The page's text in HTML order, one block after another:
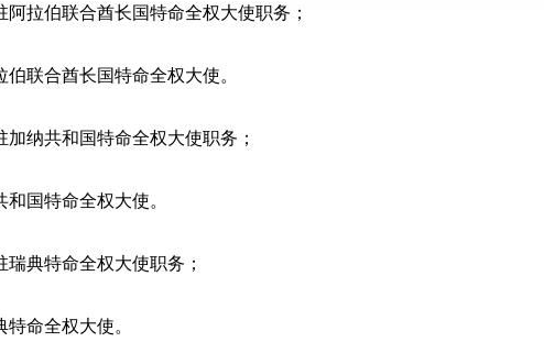
拉伯联合酋长国特命全权大使职务；
联合酋长国特命全权大使。
纳共和国特命全权大使职务；
国特命全权大使。
典特命全权大使职务；
命全权大使。